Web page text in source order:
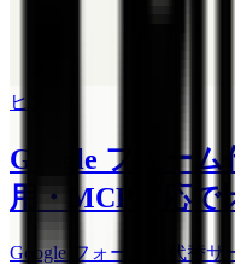
ヒント
Google フォーム
用・MCP対応で
Google フォームの代替